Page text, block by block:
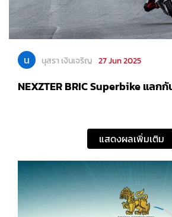
น นุสรา เงินเจริญ 27 Jun 2025
NEXZTER BRIC Superbike แลก
แสดงผลเพิ่มเติม